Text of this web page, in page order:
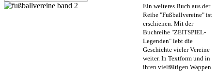
Ein weiteres Buch aus der
Reihe "Fußballvereine" ist
erschienen. Mit der
Buchreihe "ZEITSPIEL-
Legenden" lebt die
Geschichte vieler Vereine
weiter. In Textform und in
ihren vielfältigen Wappen.